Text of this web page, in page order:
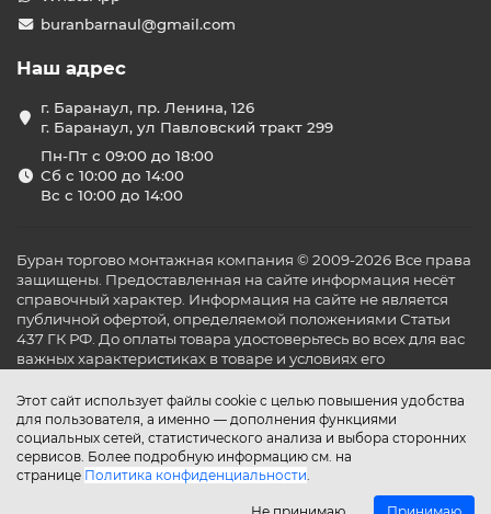
Этот сайт использует файлы cookie с целью повышения удобства
для пользователя, а именно — дополнения функциями
социальных сетей, статистического анализа и выбора сторонних
сервисов. Более подробную информацию см. на
странице Политика конфиденциальности.
buranbarnaul@gmail.com
Наш адрес
г. Баранаул, пр. Ленина, 126
г. Баранаул, ул Павловский тракт 299
Пн-Пт с 09:00 до 18:00
Сб с 10:00 до 14:00
Вс с 10:00 до 14:00
Буран торгово монтажная компания © 2009-2026 Все права
защищены. Предоставленная на сайте информация несёт
справочный характер. Информация на сайте не является
публичной офертой, определяемой положениями Статьи
437 ГК РФ. До оплаты товара удостоверьтесь во всех для вас
важных характеристиках в товаре и условиях его